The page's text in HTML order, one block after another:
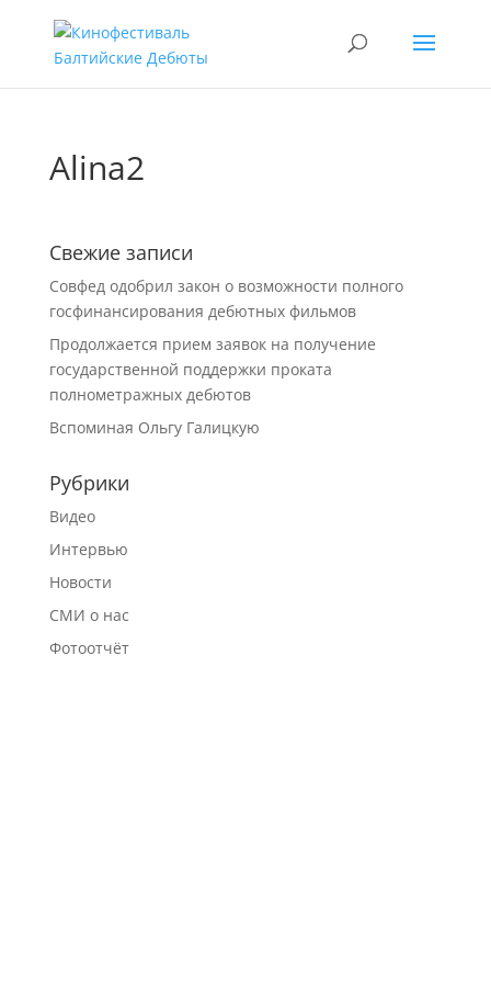
Alina2
Свежие записи
Совфед одобрил закон о возможности полного
госфинансирования дебютных фильмов
Продолжается прием заявок на получение
государственной поддержки проката
полнометражных дебютов
Вспоминая Ольгу Галицкую
Рубрики
Видео
Интервью
Новости
СМИ о нас
Фотоотчёт